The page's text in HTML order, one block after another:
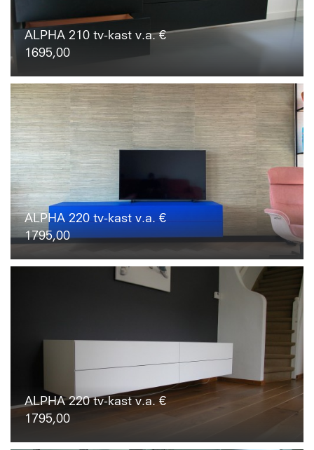
ALPHA 210 tv-kast v.a. €
1695,00
ALPHA 220 tv-kast v.a. €
1795,00
ALPHA 220 tv-kast v.a. €
1795,00